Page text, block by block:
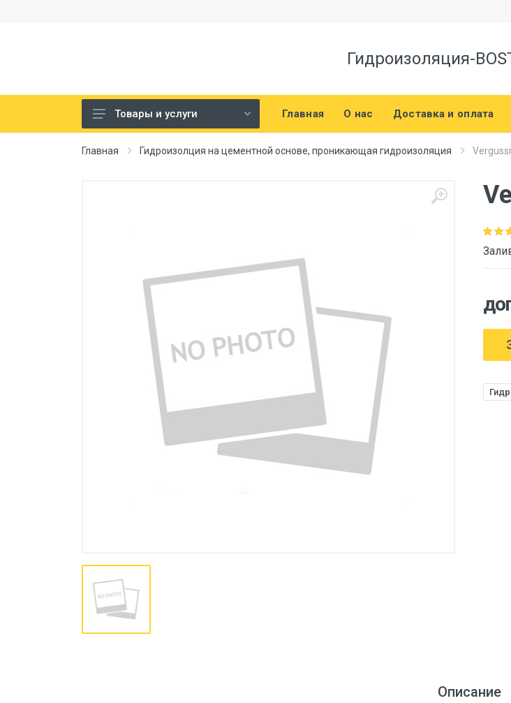
Гидроизоляция-
Строительная химия
Другая гидроизоляция
Шпаклевки
Штукатурки, штукатурные
Самовыравнивающиеся смеси,
нивелир масса
Герметики для швов
Товары и услуги Главная О нас Доставка и оплата
Главная Гидроизолция на цементной основе, проникающая гидроизоляция
Описание